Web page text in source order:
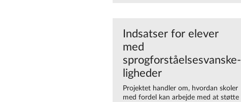
Indsatser for elever
med
sprogforståelsesvanske-
ligheder
Projektet handler om, hvordan skoler
med fordel kan arbejde med at støtte